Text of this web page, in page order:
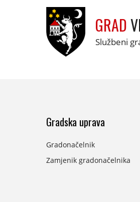
GRAD
Službeni
Gradska uprava
Gradonačelnik
Zamjenik gradonačelnika